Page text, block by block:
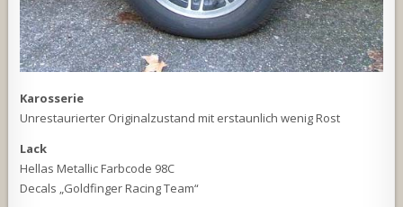
Karosserie
Unrestaurierter Originalzustand mit erstaunlich wenig Rost
Lack
Hellas Metallic Farbcode 98C
Decals „Goldfinger Racing Team“